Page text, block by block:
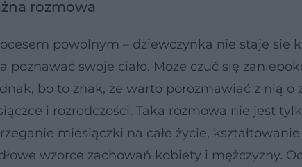
rozmowa
powolnym – dziewczynka nie staje się
poznawać swoje ciało. Może czuć się
bo to znak, że warto porozmawiać z nią o
i rozrodczości. Taka rozmowa nie jest
miesiączki na całe życie,
wzorce zachowań kobiety i mężczyzny.